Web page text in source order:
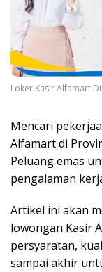
Loker Kasir Alfamart
Mencari
Alfamart di
Peluang emas
pengalaman
Artikel ini akan
lowongan Kasir
persyaratan,
sampai akhir